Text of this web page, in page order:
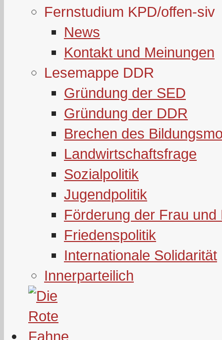
Fernstudium KPD/offen-siv
News
Kontakt und Meinungen
Lesemappe DDR
Gründung der SED
Gründung der DDR
Brechen des
Landwirtschaftsfrage
Sozialpolitik
Jugendpolitik
Förderung der Frau und
Friedenspolitik
Internationale Solidarität
Innerparteilich